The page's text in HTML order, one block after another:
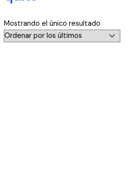
Mostrando el único resultado